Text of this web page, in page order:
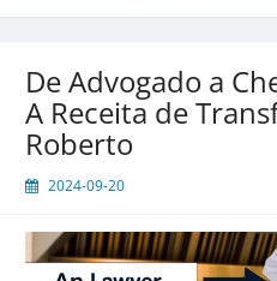
às
montanha:
O
triunfo
Jonas
De Advogado a
A Receita de
Roberto
2024-09-20